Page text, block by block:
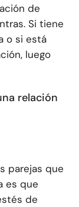
de
Si tiene
o si está
luego
relación
parejas que
es que
de